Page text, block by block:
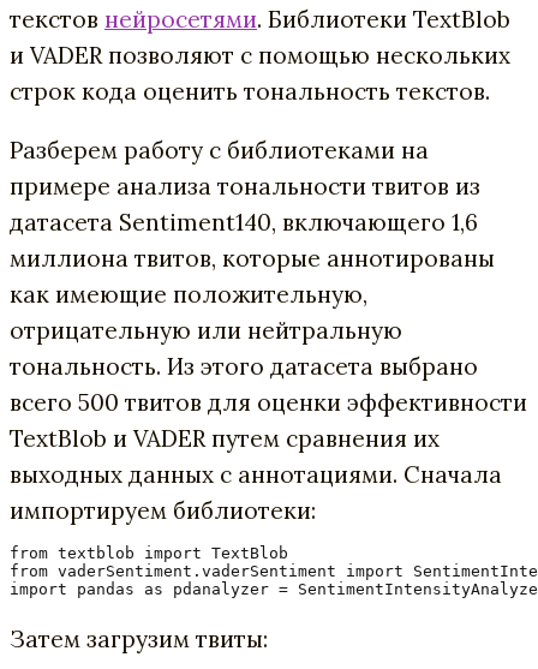
текстов нейросетями. Библиотеки TextBlob
и VADER позволяют с помощью нескольких
строк кода оценить тональность текстов.
Разберем работу с библиотеками на
примере анализа тональности твитов из
датасета Sentiment140, включающего 1,6
миллиона твитов, которые аннотированы
как имеющие положительную,
отрицательную или нейтральную
тональность. Из этого датасета выбрано
всего 500 твитов для оценки эффективности
TextBlob и VADER путем сравнения их
выходных данных с аннотациями. Сначала
импортируем библиотеки:
from textblob import TextBlob
from vaderSentiment.vaderSentiment import
import pandas as pd analyzer =
Затем загрузим твиты: